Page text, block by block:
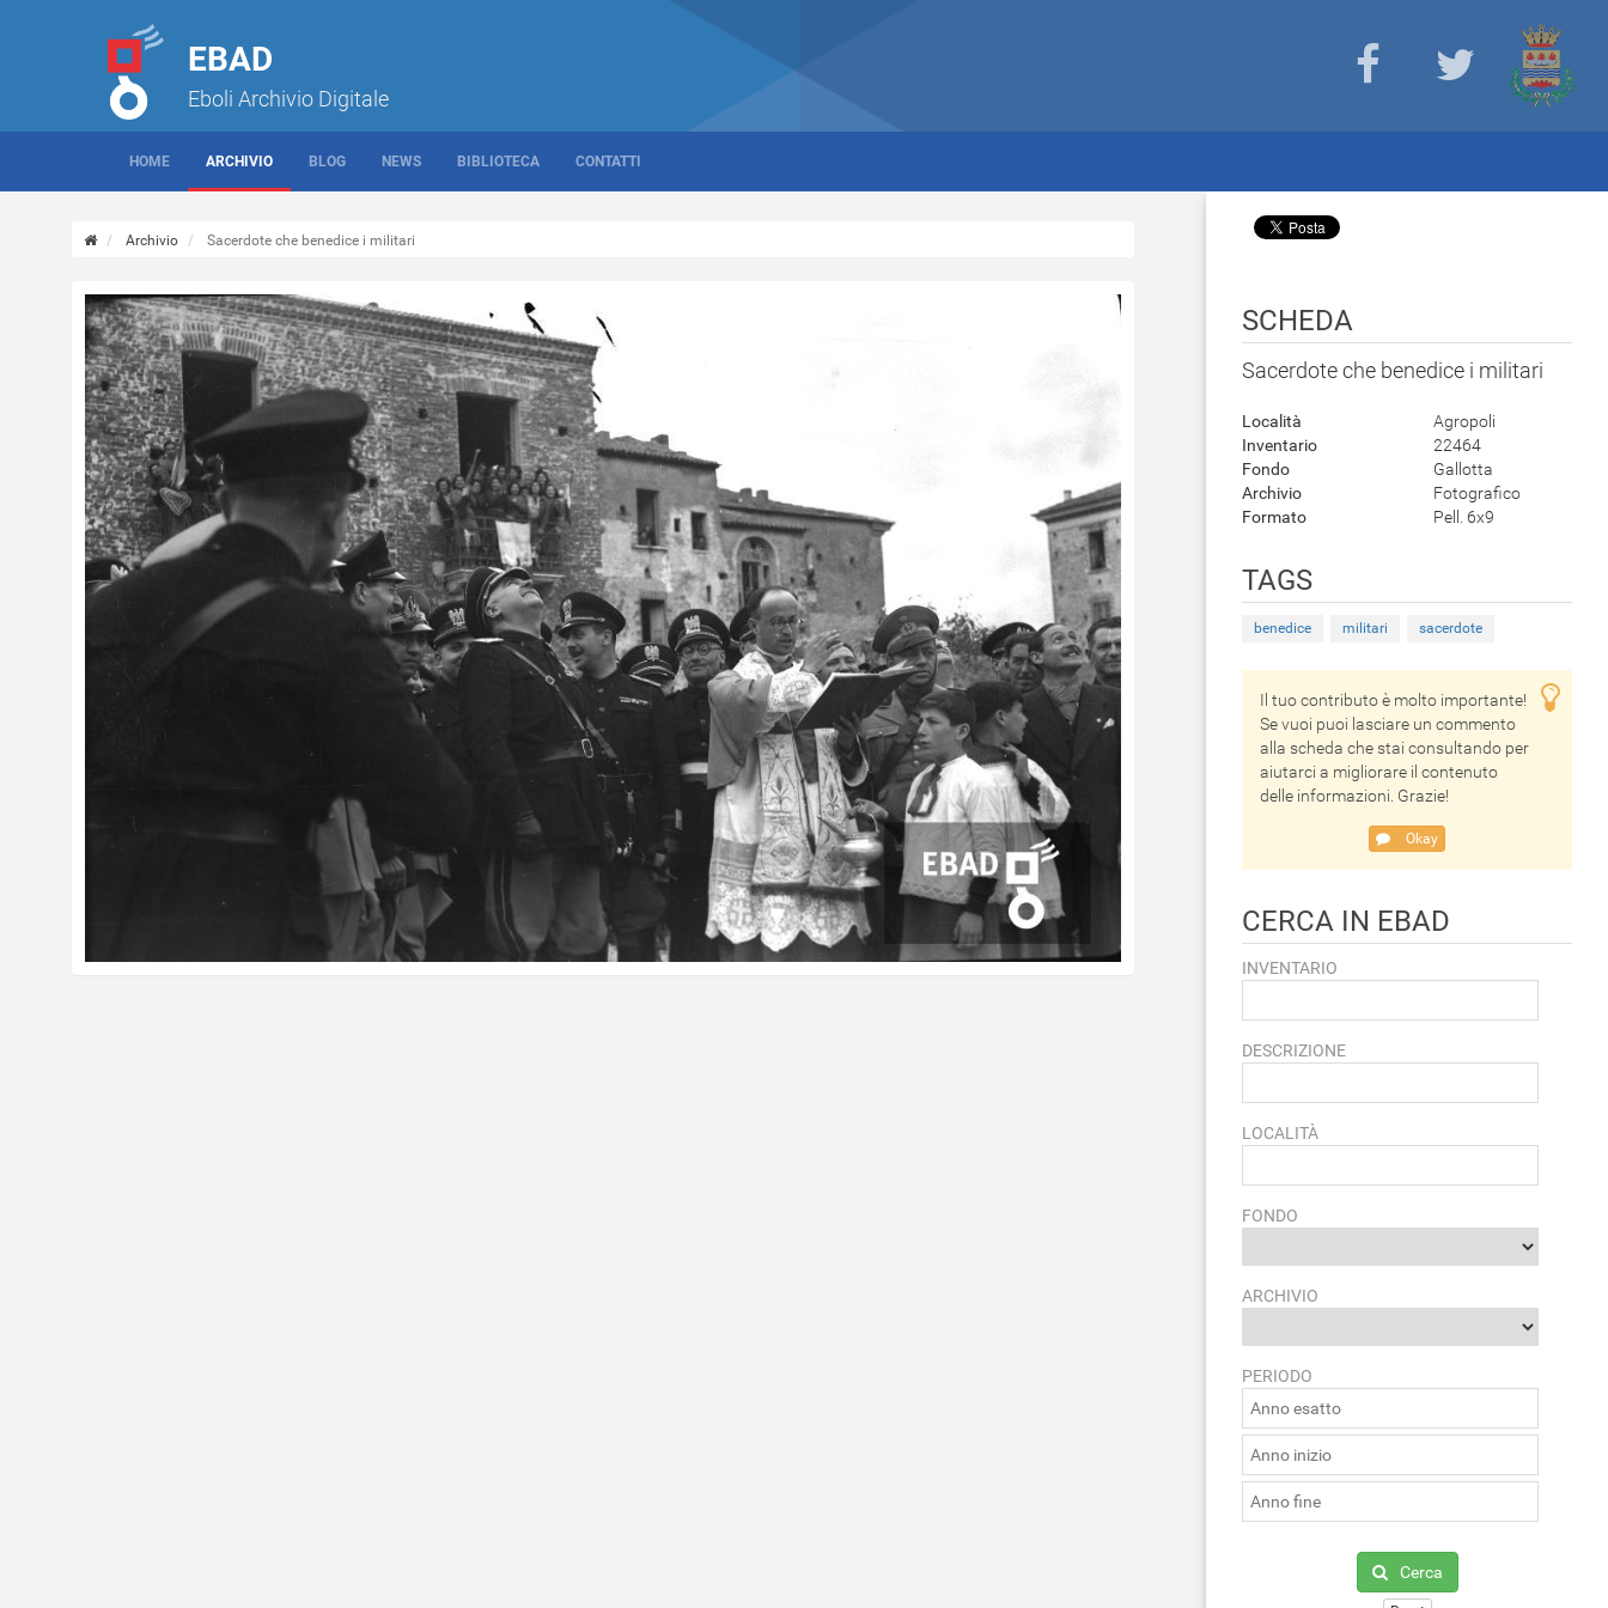
EBAD
Eboli Archivio Digitale
HOME ARCHIVIO BLOG NEWS BIBLIOTECA CONTATTI
Archivio Sacerdote che benedice i militari
SCHEDA
Sacerdote che benedice i militari
Località
Agropoli
Inventario
22464
Fondo
Gallotta
Archivio
Fotografico
Formato
Pell. 6x9
TAGS
benedice militari sacerdote
Il tuo contributo è molto importante!
Se vuoi puoi lasciare un commento
alla scheda che stai consultando per
aiutarci a migliorare il contenuto
delle informazioni. Grazie!
Okay
CERCA IN EBAD
INVENTARIO
DESCRIZIONE
LOCALITÀ
FONDO
ARCHIVIO
PERIODO
Cerca